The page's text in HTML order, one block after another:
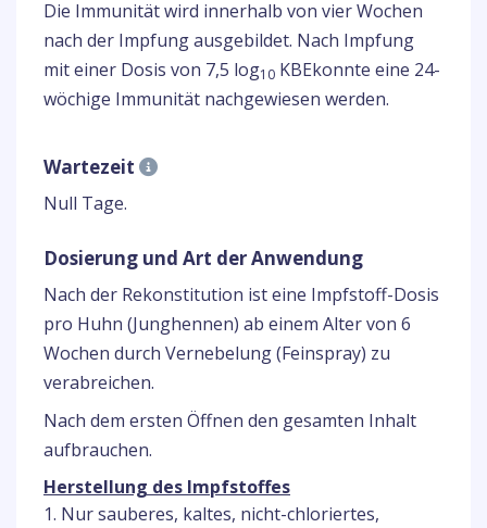
Die Immunität wird innerhalb von vier Wochen
nach der Impfung ausgebildet. Nach Impfung
mit einer Dosis von 7,5 log10 KBEkonnte eine 24-
wöchige Immunität nachgewiesen werden.
Wartezeit
Null Tage.
Dosierung und Art der Anwendung
Nach der Rekonstitution ist eine Impfstoff-Dosis
pro Huhn (Junghennen) ab einem Alter von 6
Wochen durch Vernebelung (Feinspray) zu
verabreichen.
Nach dem ersten Öffnen den gesamten Inhalt
aufbrauchen.
Herstellung des Impfstoffes
1. Nur sauberes, kaltes, nicht-chloriertes,